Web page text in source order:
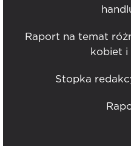
Raport na temat
kobiet i
Stopka